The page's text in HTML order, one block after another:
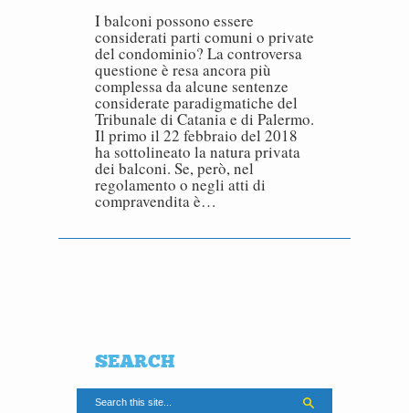
I balconi possono essere
considerati parti comuni o private
del condominio? La controversa
questione è resa ancora più
complessa da alcune sentenze
considerate paradigmatiche del
Tribunale di Catania e di Palermo.
Il primo il 22 febbraio del 2018
ha sottolineato la natura privata
dei balconi. Se, però, nel
regolamento o negli atti di
compravendita è…
SEARCH